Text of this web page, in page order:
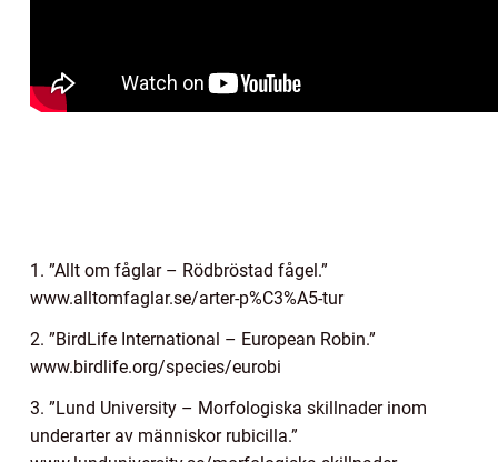
1. ”Allt om fåglar – Rödbröstad fågel.”
www.alltomfaglar.se/arter-p%C3%A5-tur
2. ”BirdLife International – European Robin.”
www.birdlife.org/species/eurobi
3. ”Lund University – Morfologiska skillnader inom
underarter av människor rubicilla.”